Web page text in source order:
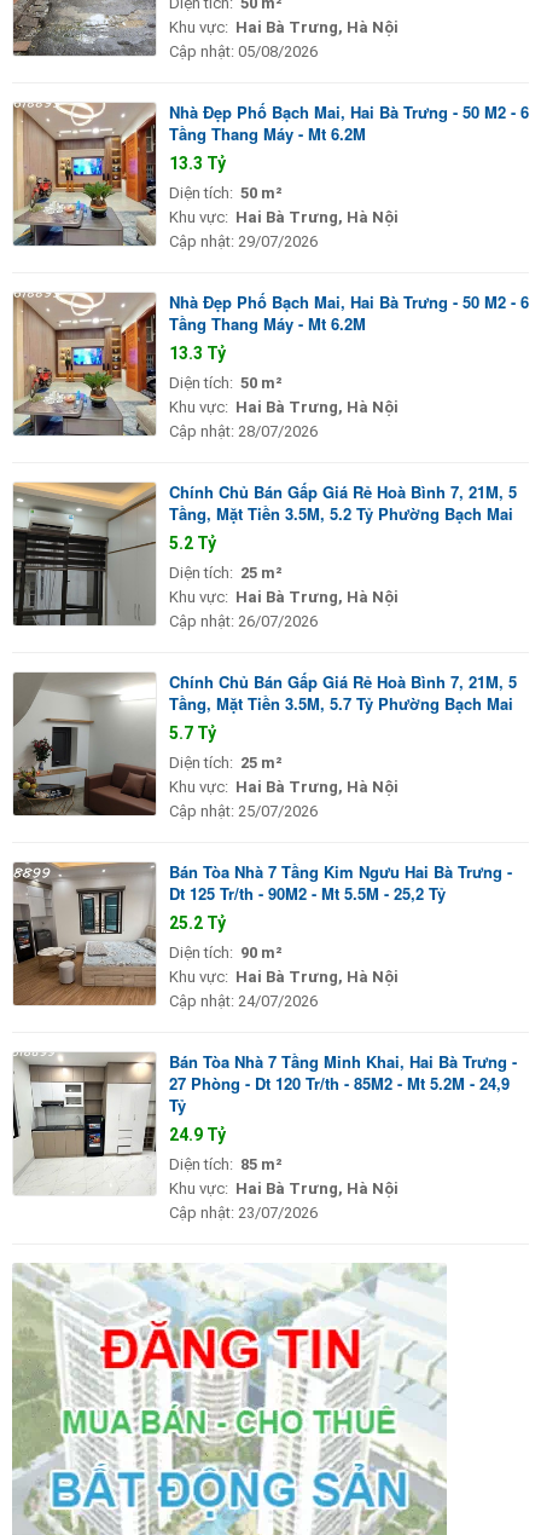
Khu vực: Hai Bà Trưng, Hà Nội
Cập nhật: 05/08/2026
Nhà Đẹp Phố Bạch Mai, Hai Bà Trưng - 50 M2 - 6
Tầng Thang Máy - Mt 6.2M
13.3 Tỷ
Diện tích: 50 m²
Khu vực: Hai Bà Trưng, Hà Nội
Cập nhật: 29/07/2026
Nhà Đẹp Phố Bạch Mai, Hai Bà Trưng - 50 M2 - 6
Tầng Thang Máy - Mt 6.2M
13.3 Tỷ
Diện tích: 50 m²
Khu vực: Hai Bà Trưng, Hà Nội
Cập nhật: 28/07/2026
Chính Chủ Bán Gấp Giá Rẻ Hoà Bình 7, 21M, 5
Tầng, Mặt Tiền 3.5M, 5.2 Tỷ Phường Bạch Mai
5.2 Tỷ
Diện tích: 25 m²
Khu vực: Hai Bà Trưng, Hà Nội
Cập nhật: 26/07/2026
Chính Chủ Bán Gấp Giá Rẻ Hoà Bình 7, 21M, 5
Tầng, Mặt Tiền 3.5M, 5.7 Tỷ Phường Bạch Mai
5.7 Tỷ
Diện tích: 25 m²
Khu vực: Hai Bà Trưng, Hà Nội
Cập nhật: 25/07/2026
Bán Tòa Nhà 7 Tầng Kim Ngưu Hai Bà Trưng -
Dt 125 Tr/th - 90M2 - Mt 5.5M - 25,2 Tỷ
25.2 Tỷ
Diện tích: 90 m²
Khu vực: Hai Bà Trưng, Hà Nội
Cập nhật: 24/07/2026
Bán Tòa Nhà 7 Tầng Minh Khai, Hai Bà Trưng -
27 Phòng - Dt 120 Tr/th - 85M2 - Mt 5.2M - 24,9
Tỷ
24.9 Tỷ
Diện tích: 85 m²
Khu vực: Hai Bà Trưng, Hà Nội
Cập nhật: 23/07/2026